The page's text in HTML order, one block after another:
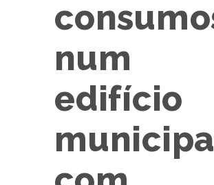
num
edifício